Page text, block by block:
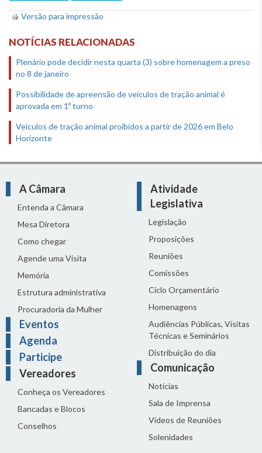
Versão para impressão
NOTÍCIAS RELACIONADAS
Plenário pode decidir nesta quarta (3) sobre homenagem a preso
no 8 de janeiro
Possibilidade de apreensão de veículos de tração animal é
aprovada em 1º turno
Veículos de tração animal proibidos a partir de 2026 em Belo
Horizonte
A Câmara
Entenda a Câmara
Mesa Diretora
Como chegar
Agende uma Visita
Memória
Estrutura administrativa
Procuradoria da Mulher
Eventos
Agenda
Participe
Vereadores
Conheça os Vereadores
Bancadas e Blocos
Conselhos
Atividade
Legislativa
Legislação
Proposições
Reuniões
Comissões
Ciclo Orçamentário
Homenagens
Audiências Públicas, Visitas
Técnicas e Seminários
Distribuição do dia
Comunicação
Notícias
Sala de Imprensa
Vídeos de Reuniões
Solenidades